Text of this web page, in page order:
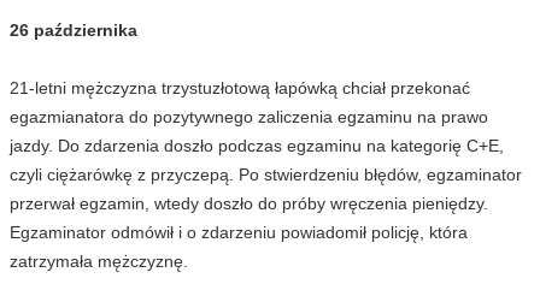
26 października
21-letni mężczyzna trzystuzłotową łapówką chciał przekonać
egazmianatora do pozytywnego zaliczenia egzaminu na prawo
jazdy. Do zdarzenia doszło podczas egzaminu na kategorię C+E,
czyli ciężarówkę z przyczepą. Po stwierdzeniu błędów, egzaminator
przerwał egzamin, wtedy doszło do próby wręczenia pieniędzy.
Egzaminator odmówił i o zdarzeniu powiadomił policję, która
zatrzymała mężczyznę.